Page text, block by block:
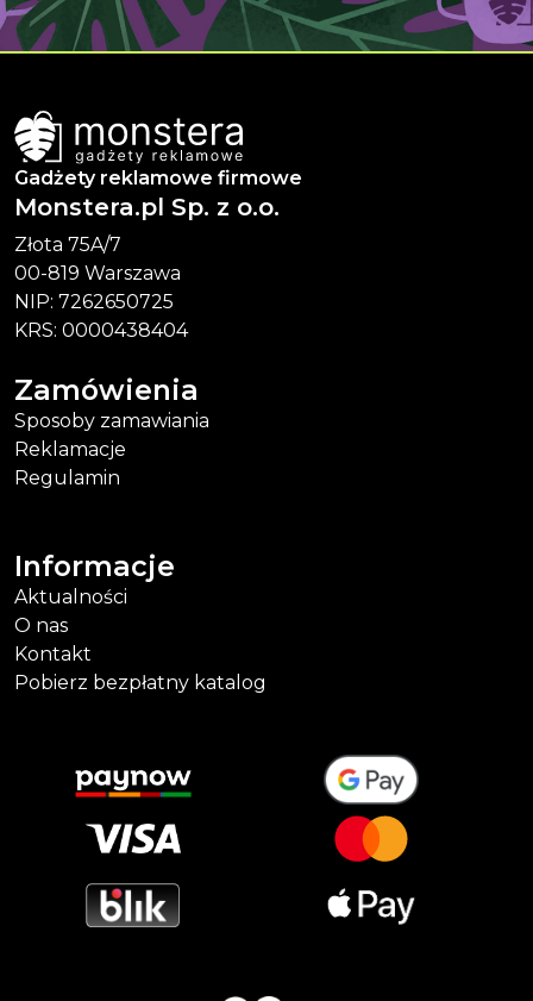
Gadżety reklamowe firmowe
Monstera.pl Sp. z o.o.
Złota 75A/7
00-819 Warszawa
NIP: 7262650725
KRS: 0000438404
Zamówienia
Sposoby zamawiania
Reklamacje
Regulamin
Informacje
Aktualności
O nas
Kontakt
Pobierz bezpłatny katalog